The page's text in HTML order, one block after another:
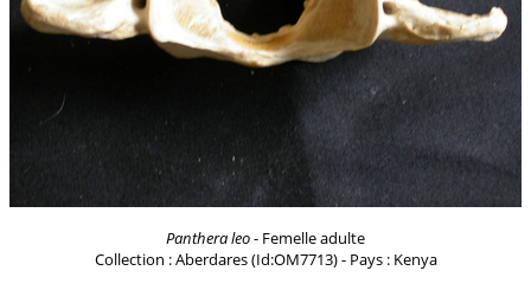
Panthera leo- Femelle adulte
Collection : Aberdares (Id:OM7713) - Pays : Kenya